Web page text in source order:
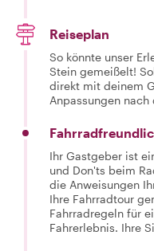
Reiseplan
So könnte unser
Stein gemeißelt!
direkt mit deinem
Anpassungen nach
Ihr Gastgeber ist
und Don'ts beim
die Anweisungen
Ihre Fahrradtour
Fahrradregeln für
Fahrerlebnis. Ihre